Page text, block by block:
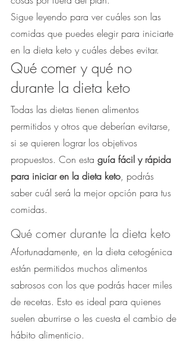
Sigue leyendo para ver cuáles son las
comidas que puedes elegir para iniciarte
en la dieta keto y cuáles debes evitar.
Qué comer y qué no
durante la dieta keto
Todas las dietas tienen alimentos
permitidos y otros que deberían evitarse,
si se quieren lograr los objetivos
propuestos. Con esta guía fácil y rápida
para iniciar en la dieta keto, podrás
saber cuál será la mejor opción para tus
comidas.
Qué comer durante la dieta keto
Afortunadamente, en la dieta cetogénica
están permitidos muchos alimentos
sabrosos con los que podrás hacer miles
de recetas. Esto es ideal para quienes
suelen aburrirse o les cuesta el cambio de
hábito alimenticio.